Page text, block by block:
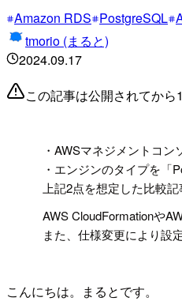
Amazon RDS PostgreSQL
tmorio (まると)
2024.09.17
この記事は公開されてか
・AWSマネジメントコン
・エンジンのタイプを「
上記2点を想定した比較記
AWS CloudFormationや
また、仕様変更により設
こんにちは。まるとです。